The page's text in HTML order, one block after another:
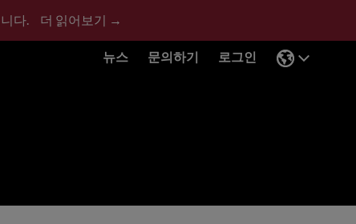
다. 더 읽어보기 →
뉴스 문의하기 로그인